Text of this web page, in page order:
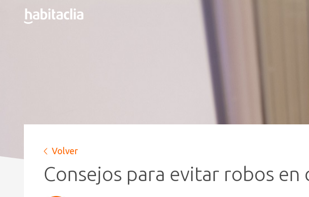
Volver
Consejos para evitar robos en